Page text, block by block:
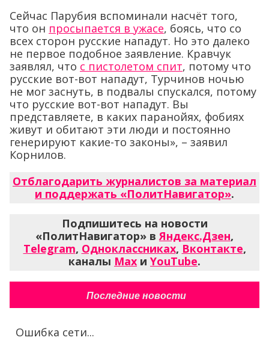
Сейчас Парубия вспоминали насчёт того,
что он просыпается в ужасе, боясь, что со
всех сторон русские нападут. Но это далеко
не первое подобное заявление. Кравчук
заявлял, что с пистолетом спит, потому что
русские вот-вот нападут, Турчинов ночью
не мог заснуть, в подвалы спускался, потому
что русские вот-вот нападут. Вы
представляете, в каких паранойях, фобиях
живут и обитают эти люди и постоянно
генерируют какие-то законы», – заявил
Корнилов.
Отблагодарить журналистов за материал
и поддержать «ПолитНавигатор».
Подпишитесь на новости
«ПолитНавигатор» в Яндекс.Дзен,
Telegram, Одноклассниках, Вконтакте,
каналы Max и YouTube.
Последние новости
Ошибка сети...